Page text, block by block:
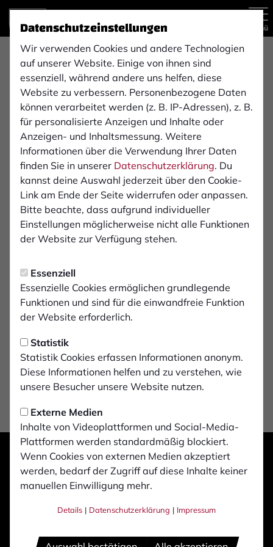
Datenschutzeinstellungen
Wir verwenden Cookies und andere Technologien
auf unserer Website. Einige von ihnen sind
essenziell, während andere uns helfen, diese
Website zu verbessern. Personenbezogene Daten
können verarbeitet werden (z. B. IP-Adressen), z. B.
für personalisierte Anzeigen und Inhalte oder
Anzeigen- und Inhaltsmessung. Weitere
Informationen über die Verwendung Ihrer Daten
finden Sie in unserer Datenschutzerklärung. Du
kannst deine Auswahl jederzeit über den Cookie-
Link am Ende der Seite widerrufen oder anpassen.
Bitte beachte, dass aufgrund individueller
Einstellungen möglicherweise nicht alle Funktionen
der Website zur Verfügung stehen.
Essenziell
Essenzielle Cookies ermöglichen grundlegende
Funktionen und sind für die einwandfreie Funktion
der Website erforderlich.
Statistik
Statistik Cookies erfassen Informationen anonym.
Diese Informationen helfen und zu verstehen, wie
unsere Besucher unsere Website nutzen.
Externe Medien
Inhalte von Videoplattformen und Social-Media-
Plattformen werden standardmäßig blockiert.
Wenn Cookies von externen Medien akzeptiert
werden, bedarf der Zugriff auf diese Inhalte keiner
manuellen Einwilligung mehr.
Details | Datenschutzerklärung | Impressum
Menü
Impressum
Verantwortlich für die Inhalte der Webseite / App „1. FC
Bocholt 1900 e. V.“
1. FC Bocholt 1900 e. V.
Anschrift:
46399 Bocholt
Am Hünting 19
Vorstand nach § 26 BGB:
Präsident Ludger Triphaus, Vize-Präsident Wolfgang
Jansen, Vize-Präsident David Fahrland
Registergericht: Coesfeld
Vereinsregisternummer: 2233
Telefonnummer: +49 (0) 2871 / 30 79 5